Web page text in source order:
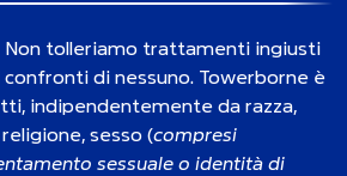
Non tolleriamo trattamenti ingiusti
di nessuno. Towerborne è
indipendentemente da razza,
sesso (compresi
sessuale o identità di